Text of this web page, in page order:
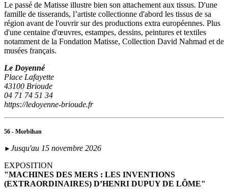
Le passé de Matisse illustre bien son attachement aux tissus. D'une
famille de tisserands, l’artiste collectionne d'abord les tissus de sa
région avant de l'ouvrir sur des productions extra européennes. Plus
d'une centaine d'œuvres, estampes, dessins, peintures et textiles
notamment de la Fondation Matisse, Collection David Nahmad et de
musées français.
Le Doyenné
Place Lafayette
43100 Brioude
04 71 74 51 34
https://ledoyenne-brioude.fr
56 - Morbihan
► Jusqu'au 15 novembre 2026
EXPOSITION
"MACHINES DES MERS : LES INVENTIONS
(EXTRAORDINAIRES) D’HENRI DUPUY DE LÔME"